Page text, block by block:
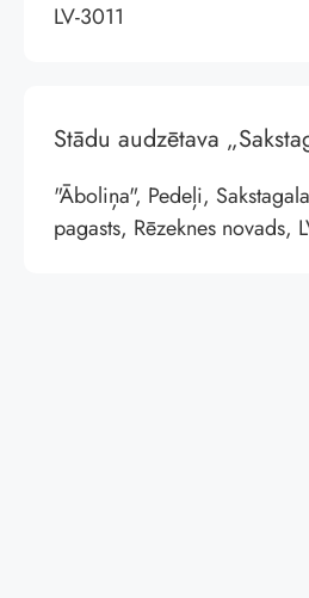
LV-3011
Stādu audzētava
"Āboliņa", Pedeļi, Sakstagala
pagasts, Rēzeknes novads,